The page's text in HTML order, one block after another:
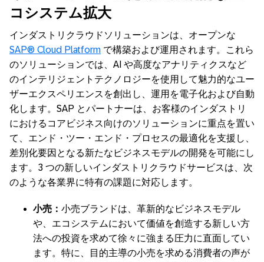
コシステム拡大
インダストリクラウドソリューションは、オープンな
SAP® Cloud Platform で構築および運用されます。これら
のソリューションでは、AI や高度なアナリティクスなど
のインテリジェントテクノロジーを使用して魅力的なユー
ザーエクスペリエンスを創出し、運用を電子化および自動
化します。SAP とパートナーは、お客様のインダストリ
におけるコアビジネス向けのソリューションに重点を置い
て、エンド・ツー・エンド・プロセスの最適化を支援し、
差別化要因となる新たなビジネスモデルの開発を可能にし
ます。3 つの新しいインダストリクラウドサービスは、次
のような各業界に特有の課題に対応します。
小売： 小売ブランドは、革新的なビジネスモデル
や、エコシステムにおいて価値を創造する新しい方
法への投資を求めて徐々に強まる圧力に直面してい
ます。特に、目的主導の小売を求める消費者の声が